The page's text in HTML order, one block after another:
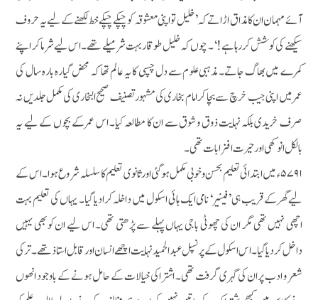
آئے مہمان ان کا مذاق اڑاتے کہ ’ خلیل تو اپنی معشوقہ کو چپکے چپکے خط لکھنے کے لیے یہ حروف
سیکھنے کی کوشش کر رہا ہے!‘۔ چوں کہ خلیل طوقار بہت شرمیلے تھے۔ اس لیے شرما کر اپنے
کمرے میں بھاگ جاتے۔ مذہبی علوم سے دل چسپی کا یہ عالم تھا کہ محض گیارہ بارہ سال کی
عمرمیں اپنی جیب خرچ سے بچا کر امام بخاری کی مشہور تصنیف صحیح البخاری کی مکمل جلدیں نہ
صرف خریدی بلکہ نہایت ذوق و شوق سے ان کا مطالعہ کیا۔ اس عمرکے بچوں کے لیے یہ
بالکل انوکھی اور حیرت افزا بات تھی۔
۵۷۹۱ء میں ابتدائی تعلیم بحسن و خوبی مکمل ہوگئی اور ثانوی تعلیم کا سلسلہ شروع ہوا۔ اس کے
لیے گھرکے قریب ہی ’فینیر‘ نامی ایک ہائی اسکول میں داخلہ کرادیا گیا۔ یہاں کی تعلیم بہت
اچھی نہیں تھی مگر ان کی چھوٹی باجی یہاں پہلے سے پڑھتی تھی۔ اس لیے ان کو بھی یہیں
داخل کر دیا گیا۔ اس اسکول کے پرنسپل عبدالحمید نہایت اچھے انسان اور قابل استاذ تھے۔ ترکی
شعر و ادب پر ان کی گہری گرفت تھی۔ اشتراکی خیالات کے حامل ہونے کے باوجود انھوں